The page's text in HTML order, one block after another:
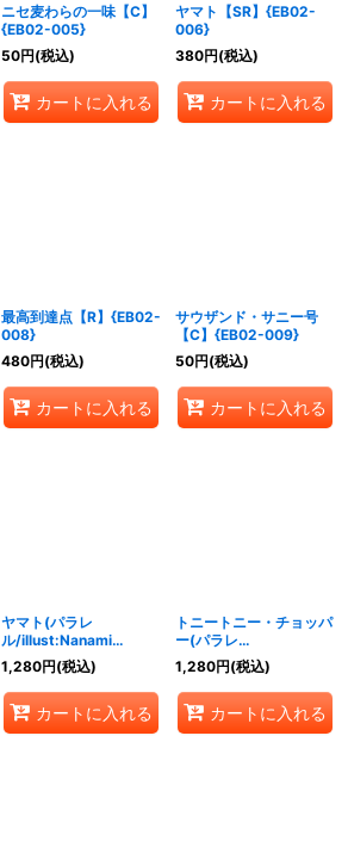
ニセ麦わらの一味【C】
{EB02-005}
50円(税込)
カートに入れる
ヤマト【SR】{EB02-
006}
380円(税込)
カートに入れる
最高到達点【R】{EB02-
008}
480円(税込)
カートに入れる
サウザンド・サニー号
【C】{EB02-009}
50円(税込)
カートに入れる
ヤマト(パラレ
ル/illust:Nanami
Michibata)【SR/P】
{EB02-006}
1,280円(税込)
カートに入れる
トニートニー・チョッパ
ー(パラレ
ル/illust:Ririka Fukaya)
【R/P】{EB02-003}
1,280円(税込)
カートに入れる